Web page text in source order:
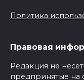
Политика
Правовая
Редакция не
предпринятые на